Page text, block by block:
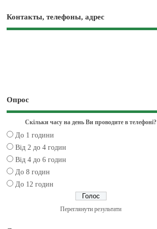
Контакты, телефоны, адрес
Опрос
Скільки часу на день Ви проводите в телефоні?
До 1 години
Від 2 до 4 годин
Від 4 до 6 годин
До 8 годин
До 12 годин
Переглянути результати